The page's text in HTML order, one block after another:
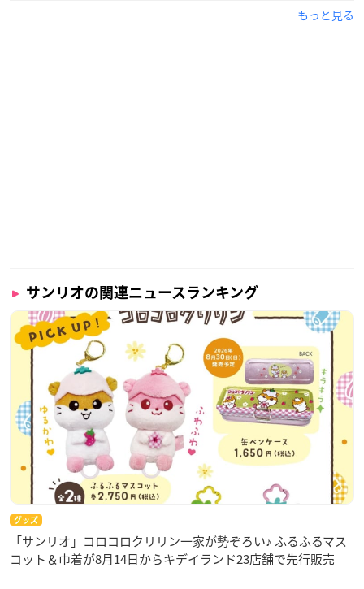
もっと見る
サンリオの関連ニュースランキング
グッズ
「サンリオ」コロコロクリリン一家が勢ぞろい♪ ふるふるマス
コット＆巾着が8月14日からキデイランド23店舗で先行販売